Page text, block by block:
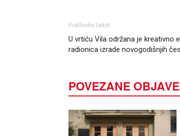
Prethodni tekst
U vrtiću Vila održana je kreativno
radionica izrade novogodišnjih
POVEZANE OBJAVE